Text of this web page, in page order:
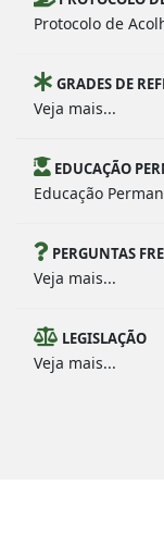
Protocolo de
GRADES DE
Veja mais...
EDUCAÇÃO
Educação
PERGUNTAS
Veja mais...
LEGISLAÇÃO
Veja mais...